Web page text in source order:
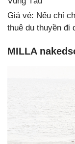
Giá vé: Nếu chỉ
thuê du thuyền đi
MILLA